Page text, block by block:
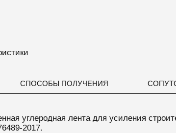
СПОСОБЫ ПОЛУЧЕНИЯ
углеродная лента для усиления
2017.